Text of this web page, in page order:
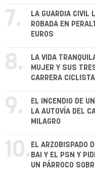
7.
LA GUARDIA CIVIL
ROBADA EN
EUROS
8.
LA VIDA
MUJER Y SUS
CARRERA
9.
EL INCENDIO DE
LA AUTOVÍA DEL
MILAGRO
10. EL ARZOBISPADO
BAI Y EL PSN Y
UN PÁRROCO